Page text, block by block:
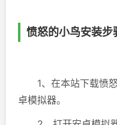
愤怒的小鸟安装步
1、在本站下载愤怒
卓模拟器。